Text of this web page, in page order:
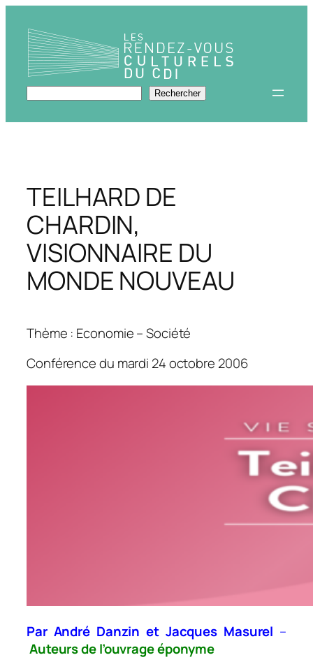
contenu
Rechercher Rechercher
TEILHARD DE
CHARDIN,
VISIONNAIRE DU
MONDE NOUVEAU
Thème : Economie – Société
Conférence du mardi 24 octobre 2006
Par André Danzin et Jacques Masurel –
Auteurs de l’ouvrage éponyme